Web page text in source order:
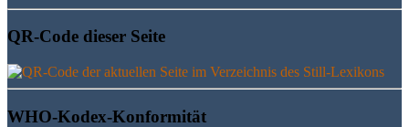
QR-Code die­ser Seite
WHO-Kodex-Kon­for­mi­tät